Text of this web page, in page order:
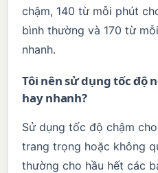
chậm, 140 từ mỗi phút
bình thường và 170 từ
nhanh.
Tôi nên sử dụng tốc độ
hay nhanh?
Sử dụng tốc độ chậm
trang trọng hoặc không
thường cho hầu hết các